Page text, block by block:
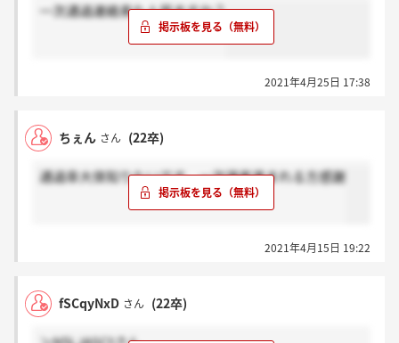
一次通過連絡来た人居ますか？
2021年4月25日 17:38
ちぇん さん (22卒)
通過率大体知りたいです。一次選考進まれる方感謝
2021年4月15日 19:22
fSCqyNxD さん (22卒)